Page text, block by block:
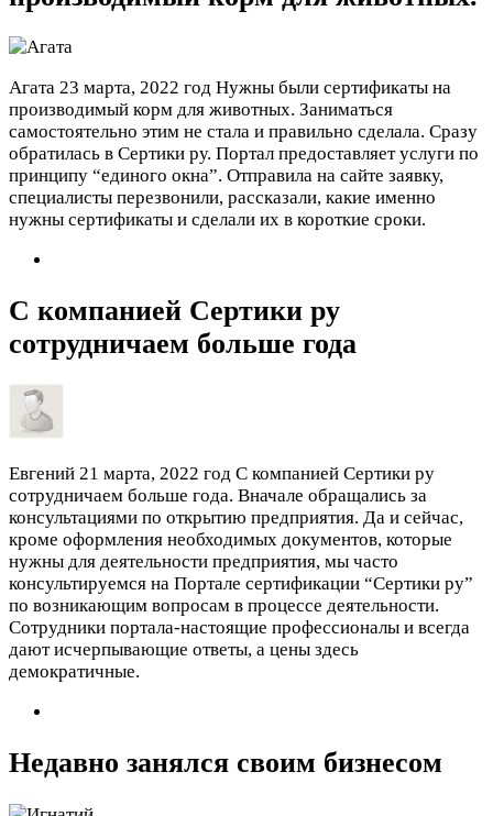
Агата 23 марта, 2022 год Нужны были сертификаты на
производимый корм для животных. Заниматься
самостоятельно этим не стала и правильно сделала. Сразу
обратилась в Сертики ру. Портал предоставляет услуги по
принципу “единого окна”. Отправила на сайте заявку,
специалисты перезвонили, рассказали, какие именно
нужны сертификаты и сделали их в короткие сроки.
С компанией Сертики ру
сотрудничаем больше года
Евгений 21 марта, 2022 год С компанией Сертики ру
сотрудничаем больше года. Вначале обращались за
консультациями по открытию предприятия. Да и сейчас,
кроме оформления необходимых документов, которые
нужны для деятельности предприятия, мы часто
консультируемся на Портале сертификации “Сертики ру”
по возникающим вопросам в процессе деятельности.
Сотрудники портала-настоящие профессионалы и всегда
дают исчерпывающие ответы, а цены здесь
демократичные.
Недавно занялся своим бизнесом